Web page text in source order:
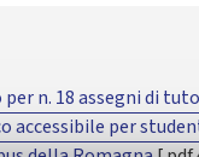
per n. 18 assegni di
per